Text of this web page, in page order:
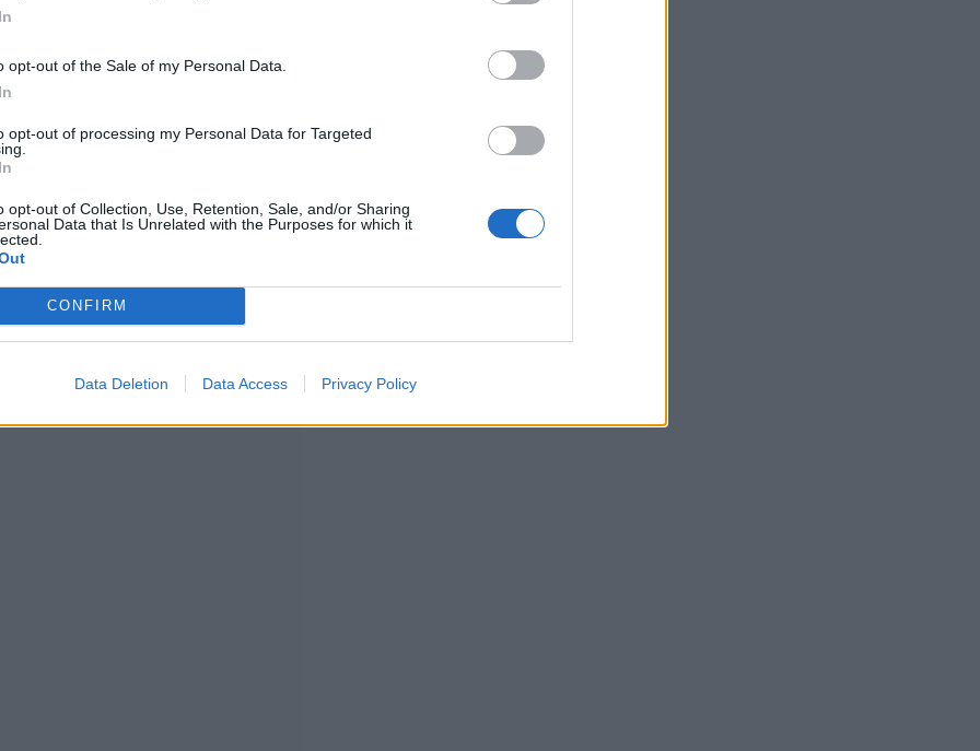
opt-out of the Sale of my Personal Data.
opt-out of processing my Personal Data for Targeted
opt-out of Collection, Use, Retention, Sale, and/or Sharing
Data that Is Unrelated with the Purposes for which it
CONFIRM
Data Deletion Data Access Privacy Policy
käsittely tapahtuvat aina
ei ole käytössä erillistä
maksamisen ratkaisu,
Uudistunut Siirto kokoaa
kertoo
Ketola.